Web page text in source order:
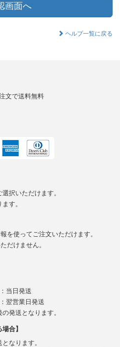
画面へ
ヘルプ一覧に戻る
文で送料無料
択いただけます。
す。
を使ってご注文いただけます。
だけません。
当日発送
翌営業日発送
発送となります。
合】
なります。